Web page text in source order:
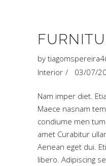
by
Interior
03/07/
Nam imper diet.
Maece nasnam
condiume men
amet Curabitur
Aenean eget dui.
libero. Adipiscing